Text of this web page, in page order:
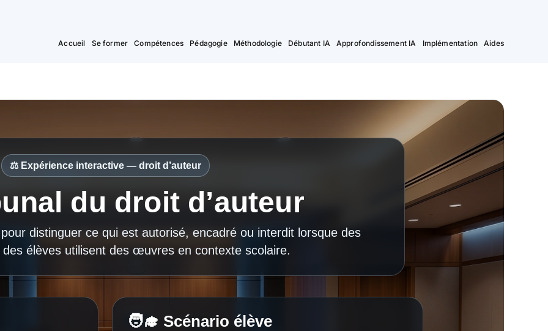
Accueil Se former Compétences Pédagogie Méthodologie Débutant IA Approfondissement IA Implémentation Aides